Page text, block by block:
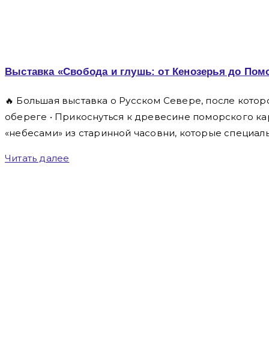
Выставка «Свобода и глушь: от Кенозерья до
🔥 Большая выставка о Русском Севере, после
обереге • Прикоснуться к древесине поморского
«небесами» из старинной часовни, которые
Читать далее